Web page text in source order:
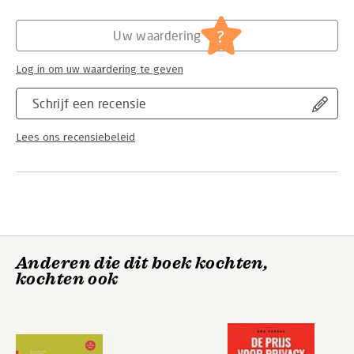
Omgevingsrecht
Schrijf een recensie
Lees ons recensiebeleid
Uw waardering ?
Log in om uw waardering te geven
Anderen die dit boek kochten,
kochten ook